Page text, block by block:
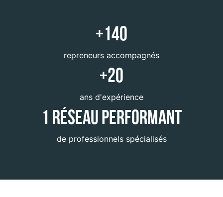
+140
repreneurs accompagnés
+20
ans d'expérience
1 réseau performant
de professionnels spécialisés